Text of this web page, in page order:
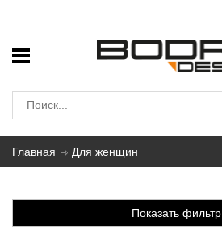
Главная Для женщин
Показать фильтр